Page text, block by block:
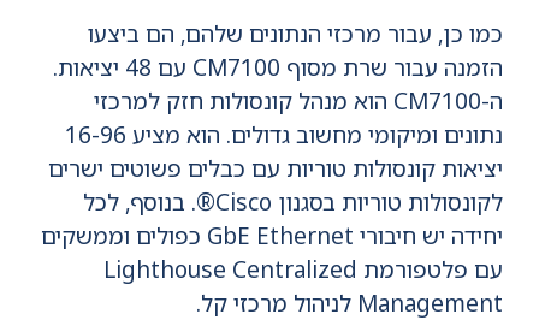
כמו כן, עבור מרכזי הנתונים שלהם, הם ביצעו
הזמנה עבור שרת מסוף CM7100 עם 48 יציאות.
ה-CM7100 הוא מנהל קונסולות חזק למרכזי
נתונים ומיקומי מחשוב גדולים. הוא מציע 16-96
יציאות קונסולות טוריות עם כבלים פשוטים ישרים
לקונסולות טוריות בסגנון Cisco®. בנוסף, לכל
יחידה יש ​​חיבורי GbE Ethernet כפולים וממשקים
עם פלטפורמת Lighthouse Centralized
Management לניהול מרכזי קל.